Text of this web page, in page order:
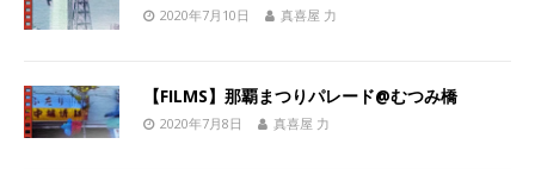
2020年7月10日 真喜屋 力
【FILMS】那覇まつりパレード@むつみ橋
2020年7月8日 真喜屋 力